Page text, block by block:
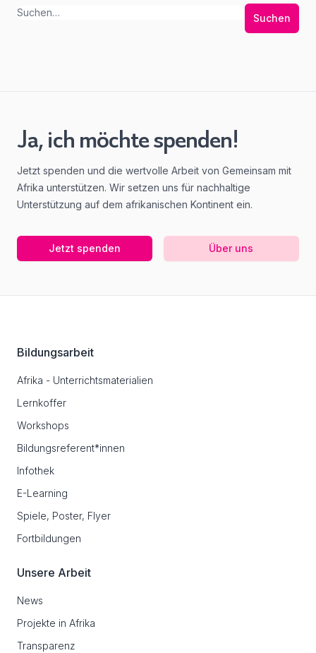
Suchen
Ja, ich möchte spenden!
Jetzt spenden und die wertvolle Arbeit von Gemeinsam mit
Afrika unterstützen. Wir setzen uns für nachhaltige
Unterstützung auf dem afrikanischen Kontinent ein.
Jetzt spenden Über uns
Bildungsarbeit
Afrika - Unterrichtsmaterialien
Lernkoffer
Workshops
Bildungsreferent*innen
Infothek
E-Learning
Spiele, Poster, Flyer
Fortbildungen
Unsere Arbeit
News
Projekte in Afrika
Transparenz